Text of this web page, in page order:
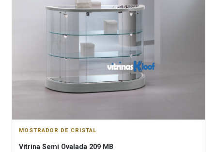
MOSTRADOR DE CRISTAL
Vitrina Semi Ovalada 209 MB